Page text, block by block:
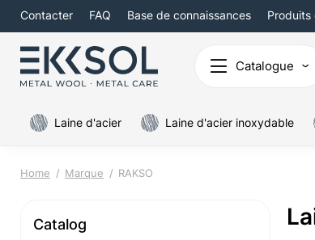
Contacter FAQ Base de connaissances
Catalogue
Laine d'acier Laine d'acier inoxydable
Home Marque RAKSO
Catalog